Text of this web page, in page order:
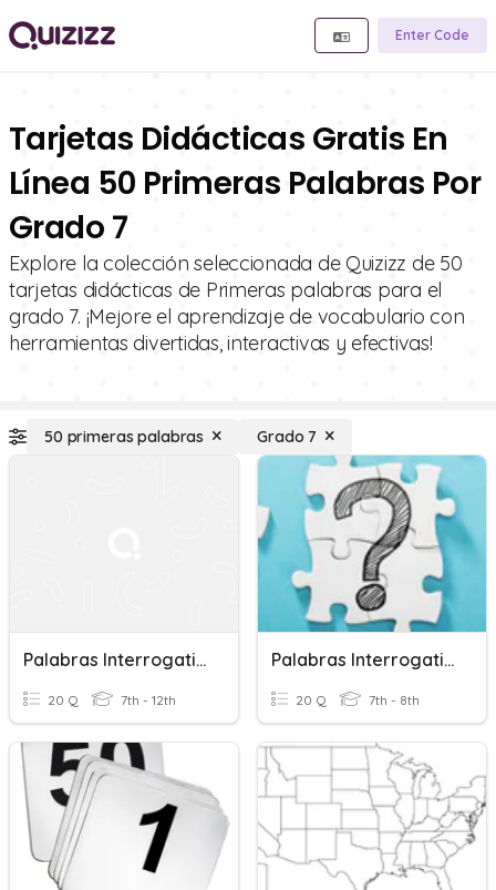
Enter Code
Tarjetas Didácticas Gratis En
Línea 50 Primeras Palabras Por
Grado 7
Explore la colección seleccionada de Quizizz de 50
tarjetas didácticas de Primeras palabras para el
grado 7. ¡Mejore el aprendizaje de vocabulario con
herramientas divertidas, interactivas y efectivas!
50 primeras palabras Grado 7
Palabras Interrogativas
20 Q 7th - 12th
Palabras Interrogativas
20 Q 7th - 8th